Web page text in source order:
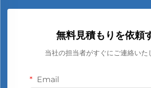
無料見積もりを依頼
当社の担当者がすぐにご連絡いた
Email